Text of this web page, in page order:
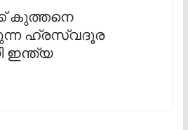
കുത്തനെ
ഹ്രസ്വദൂര
ഇന്ത്യ